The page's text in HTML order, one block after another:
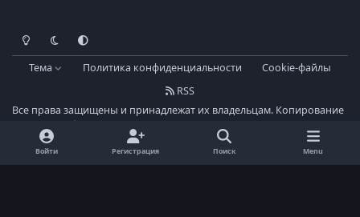
Light ModeDark ModeSystem Preference
Тема Политика конфиденциальности
Cookie-файлы
RSS
Все права защищены и принадлежат их владельцам. Копирование
материалы без ссылки на ресурс - запрещено!
Powered by
Invision Community
Войти Регистрация Поиск Menu